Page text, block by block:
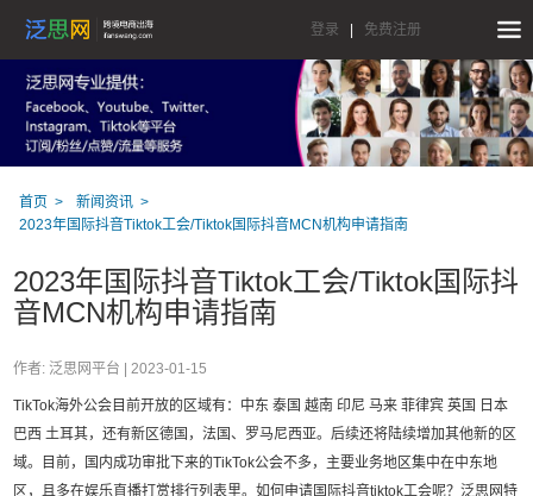
登录 免费注册
首页
新闻资讯
2023年国际抖音Tiktok工会/Tiktok国际抖音MCN机构申请指南
2023年国际抖音Tiktok工会/Tiktok国际抖
音MCN机构申请指南
作者: 泛思网平台 | 2023-01-15
TikTok海外公会目前开放的区域有：中东 泰国 越南 印尼 马来 菲律宾 英国 日本
巴西 土耳其，还有新区德国，法国、罗马尼西亚。后续还将陆续增加其他新的区
域。目前，国内成功审批下来的TikTok公会不多，主要业务地区集中在中东地
区，且多在娱乐直播打赏排行列表里。如何申请国际抖音tiktok工会呢？泛思网特